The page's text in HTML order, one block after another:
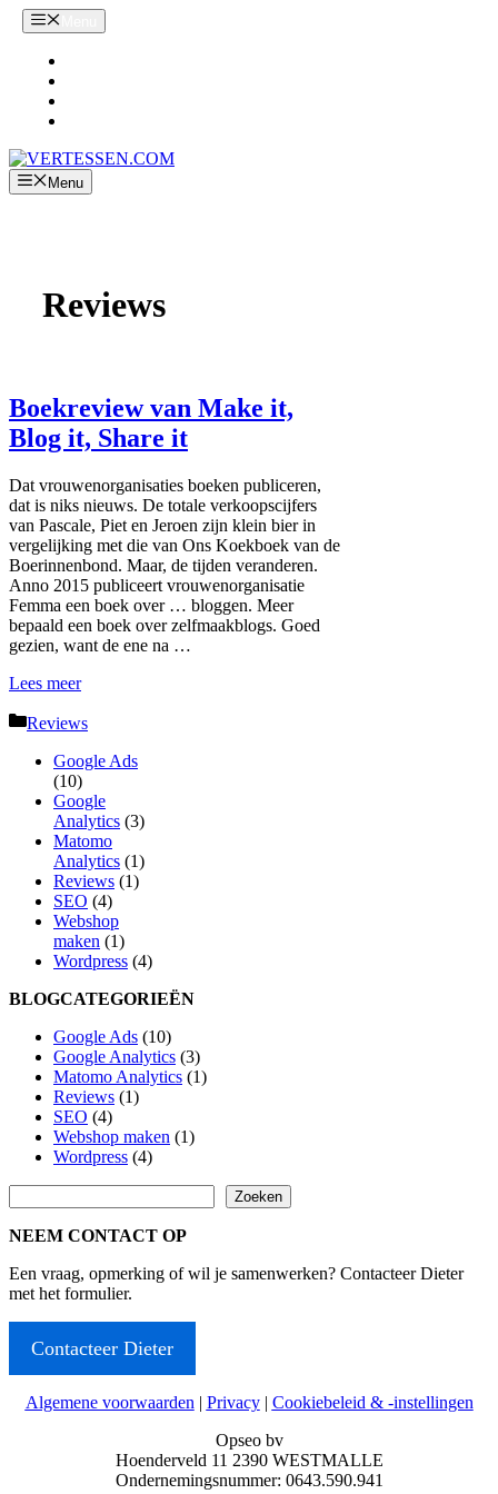
Ga
naar
inhoud
Menu
Reviews
Boekreview van Make it,
Blog it, Share it
Dat vrouwenorganisaties boeken publiceren,
dat is niks nieuws. De totale verkoopscijfers
van Pascale, Piet en Jeroen zijn klein bier in
vergelijking met die van Ons Koekboek van de
Boerinnenbond. Maar, de tijden veranderen.
Anno 2015 publiceert vrouwenorganisatie
Femma een boek over … bloggen. Meer
bepaald een boek over zelfmaakblogs. Goed
gezien, want de ene na …
Lees meer
Categorieën
Reviews
Google Ads
(10)
Google
Analytics (3)
Matomo
Analytics (1)
Reviews (1)
SEO (4)
Webshop
maken (1)
Wordpress (4)
BLOGCATEGORIEËN
Google Ads (10)
Google Analytics (3)
Matomo Analytics (1)
Reviews (1)
SEO (4)
Webshop maken (1)
Wordpress (4)
Zoeken
NEEM CONTACT OP
Een vraag, opmerking of wil je samenwerken? Contacteer Dieter
met het formulier.
Contacteer Dieter
Algemene voorwaarden | Privacy| Cookiebeleid & -instellingen
Opseo bv
Hoenderveld 11 2390 WESTMALLE
Ondernemingsnummer: 0643.590.941